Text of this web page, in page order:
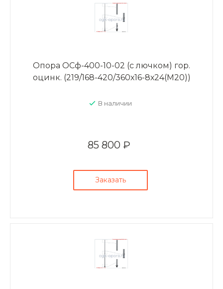
Опора ОСф-400-10-02 (с лючком) гор.
оцинк. (219/168-420/360х16-8х24(М20))
В наличии
85 800 ₽
Заказать